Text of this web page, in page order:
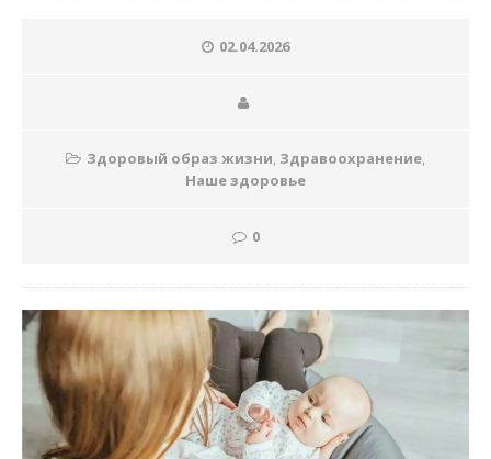
02.04.2026
Здоровый образ жизни, Здравоохранение,
Наше здоровье
0